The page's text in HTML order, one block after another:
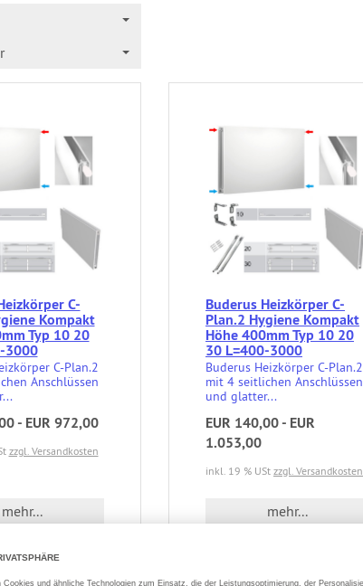
C-
Kompakt
Typ 10 20
3000
C-Plan.2
Anschlüssen
- EUR 972,00
zzgl. Versandkosten
mehr...
Buderus Heizkörper C-
Plan.2 Hygiene Kompakt
Höhe 400mm Typ 10 20
30 L=400-3000
Buderus Heizkörper C-Plan.2
mit 4 seitlichen Anschlüssen
und glatter...
EUR 140,00 - EUR
1.053,00
inkl. 19 % USt zzgl. Versandkosten
mehr...